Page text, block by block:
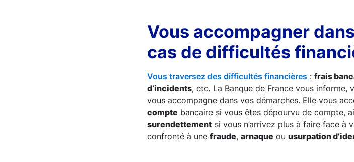
Vous accompagner
cas de difficultés
Vous traversez des difficultés financières : frais
d’incidents, etc. La Banque de France vous
vous accompagne dans vos démarches. Elle vous
compte bancaire si vous êtes dépourvu de compte,
surendettement si vous n’arrivez plus à faire face à
confronté à une fraude, arnaque ou usurpation